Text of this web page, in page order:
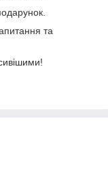
та